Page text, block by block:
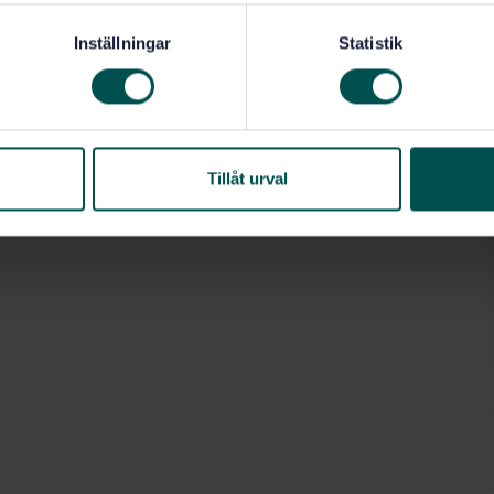
Inställningar Statistik
Tillåt urval